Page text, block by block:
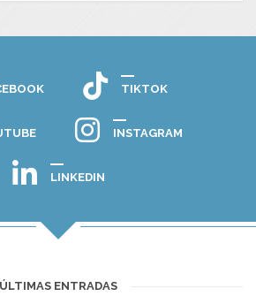
TIKTOK
INSTAGRAM
LINKEDIN
ÚLTIMAS ENTRADAS